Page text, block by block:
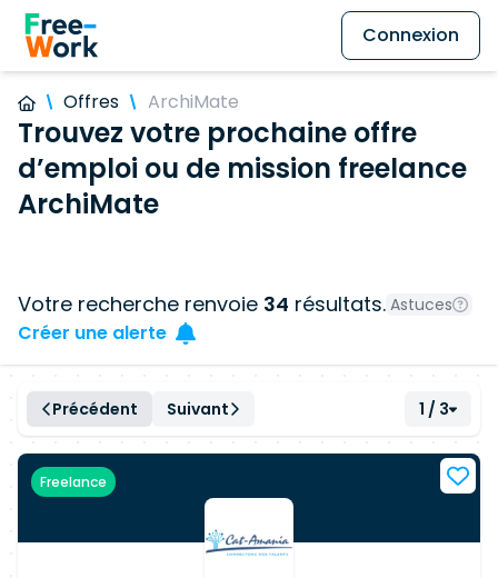
Connexion
Offres ArchiMate
Trouvez votre prochaine offre
d’emploi ou de mission freelance
ArchiMate
Votre recherche renvoie 34 résultats. Astuces
Créer une alerte
Précédent Suivant 1 / 3
Freelance